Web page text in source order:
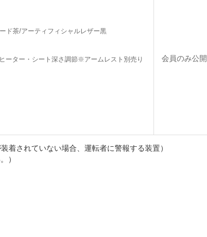
ド茶/アーティフィシャルレザー黒
ーター・シート深さ調節※アームレスト別売り
会員のみ公開
着されていない場合、運転者に警報する装置）
）